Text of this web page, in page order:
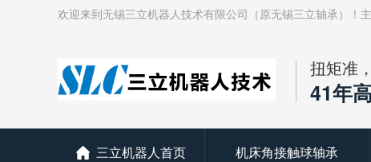
欢迎来到无锡三立机器人技术有限公司（原无锡三立轴承）！
扭矩准
41年
三立机器人首页 机床角接触球轴承